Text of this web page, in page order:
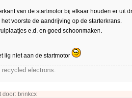
van de startmotor bij elkaar houden er uit
voorste de aandrijving op de starterkrans.
e.d. en goed schoonmaken.
iig niet aan de startmotor
electrons.
door: brinkcx